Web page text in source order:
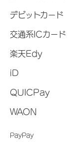
デビットカード
交通系ICカード
楽天Edy
iD
QUICPay
WAON
PayPay